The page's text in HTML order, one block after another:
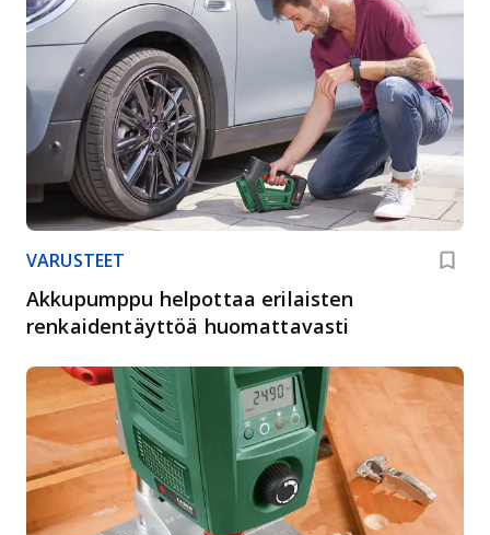
VARUSTEET
Akkupumppu helpottaa erilaisten
renkaidentäyttöä huomattavasti